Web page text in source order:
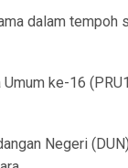
dalam tempoh
ke-16
Negeri